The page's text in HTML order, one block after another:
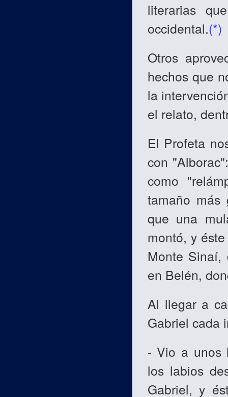
literarias
occidental.(*)
Otros
hechos que
la
el relato,
El Profeta
con
como
tamaño más
que una
montó, y
Monte Sinaí,
en Belén,
Al llegar a
Gabriel cada
- Vio a unos
los labios
Gabriel, y